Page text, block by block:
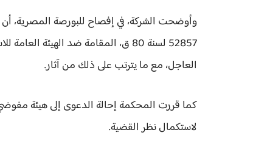
وأوضحت الشركة، في إفصاح للبورصة المصرية،
52857 لسنة 80 ق، المقامة ضد
العاجل، مع ما يترتب على ذلك من آثار.
كما قررت المحكمة إحالة الدعوى إلى هيئة مفوضي
لاستكمال نظر القضية.